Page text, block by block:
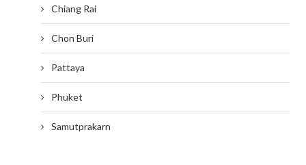
Chiang Rai
Chon Buri
Pattaya
Phuket
Samutprakarn